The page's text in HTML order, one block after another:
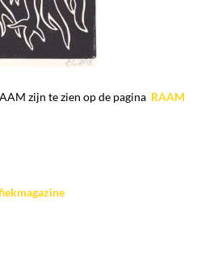
zijn te zien op de pagina RAAM